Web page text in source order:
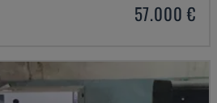
57.000 €